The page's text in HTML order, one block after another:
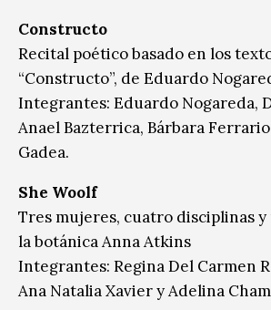
Constructo
Recital poético basado en los
“Constructo”, de Eduardo
Integrantes: Eduardo Nogareda,
Anael Bazterrica, Bárbara
Gadea.
She Woolf
Tres mujeres, cuatro disciplinas y
la botánica Anna Atkins
Integrantes: Regina Del Carmen
Ana Natalia Xavier y Adelina